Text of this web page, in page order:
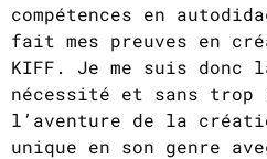
compétences en
fait mes preuves en
KIFF. Je me suis donc
nécessité et sans
l’aventure de la
unique en son genre